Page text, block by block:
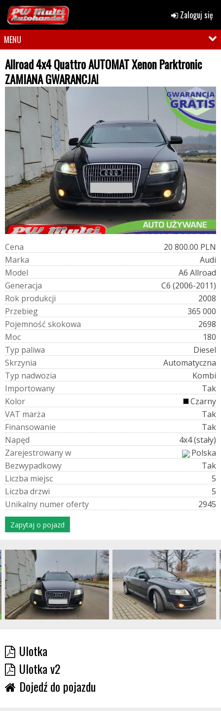
Zaloguj się
MENU
Allroad 4x4 Quattro AUTOMAT Xenon Parktronic
ZAMIANA GWARANCJA!
Cena
20 800.00 PLN
Marka
Audi
Model
A6 Allroad
Generacja
C6 (2006-2011)
Rok produkcji
2008
Przebieg
365 000
Pojemność skokowa
2698
Moc
180
Typ paliwa
Diesel
Skrzynia
Automatyczna
Typ nadwozia
Kombi
Importowany
Tak
Kolor
Czarny
VAT marża
Tak
Finansowanie
Tak
Napęd
4x4 (stały)
Zarejestrowanyw
Polska
Bezwypadkowy
Tak
Liczba miejsc
5
Liczba drzwi
5
Unikalny numeroferty 2945
Zapytaj o pojazd
Ulotka
Ulotka v2
Dojedź do pojazdu